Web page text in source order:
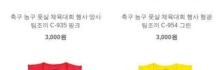
축구 농구 풋살 체육대회 행사 망사
팀조끼 C-935 핑크
3,000원
축구 농구 풋살 체육대회 행사 형광
팀조끼 C-954 그린
3,000원